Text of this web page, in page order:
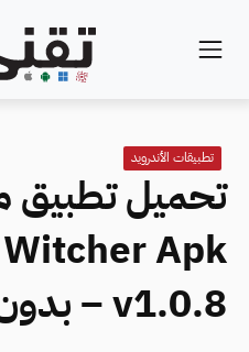
تطبيقات الأندرويد
تحميل تطبيق
v1.0.8 – بدون إعلانات